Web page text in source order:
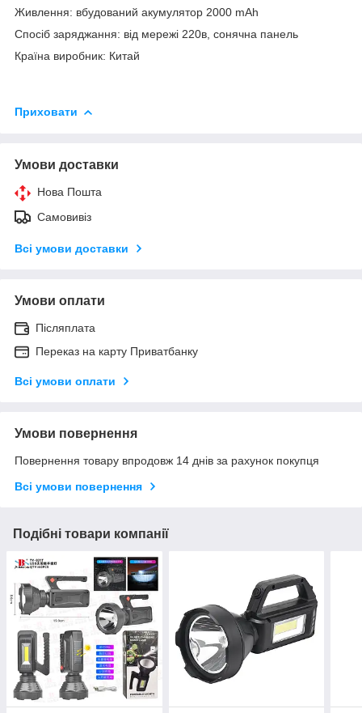
Живлення: вбудований акумулятор 2000 mAh
Спосіб заряджання: від мережі 220в, сонячна панель
Країна виробник: Китай
Приховати
Умови доставки
Нова Пошта
Самовивіз
Всі умови доставки
Умови оплати
Післяплата
Переказ на карту Приватбанку
Всі умови оплати
Умови повернення
Повернення товару впродовж 14 днів за рахунок покупця
Всі умови повернення
Подібні товари компанії